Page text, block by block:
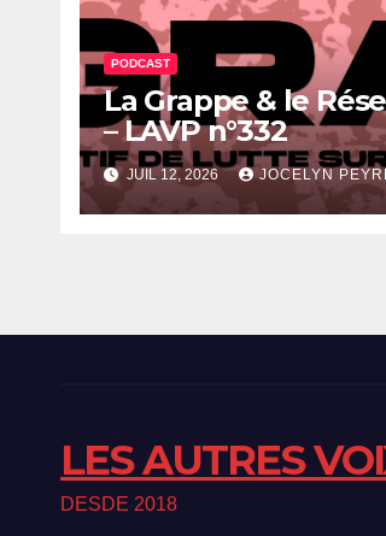
PODCAST
La Grappe & le
– LAVP n°332
JUIL 12, 2026 JOCELYN
LES AUTRES
DESDE 2018